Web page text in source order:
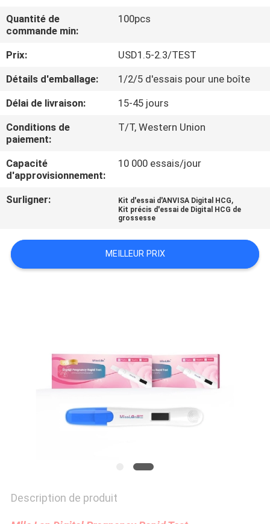
VISITE
D'USINE
DE
QUALITÉ
CONTACTEZ-
NOUS
NOUVELLES
DEMANDEZ
UNE
PRIVACY
Quantité de
commande min:
100pcs
Prix:
USD1.5-2.3/TEST
Détails d'emballage:
1/2/5 d'essais pour une boîte
Délai de livraison:
15-45 jours
Conditions de
paiement:
T/T, Western Union
Capacité
d'approvisionnement:
10 000 essais/jour
Surligner: Kit d'essai d'ANVISA Digital HCG,
Kit précis d'essai de Digital HCG de
grossesse
MEILLEUR PRIX
Description de produit